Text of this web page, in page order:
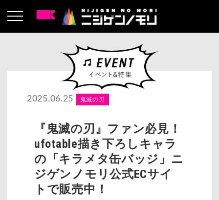
2025.06.25 鬼滅の刃
『鬼滅の刃』ファン必見！
ufotable描き下ろしキャラ
の「キラメタ缶バッジ」ニ
ジゲンノモリ公式ECサイ
トで販売中！